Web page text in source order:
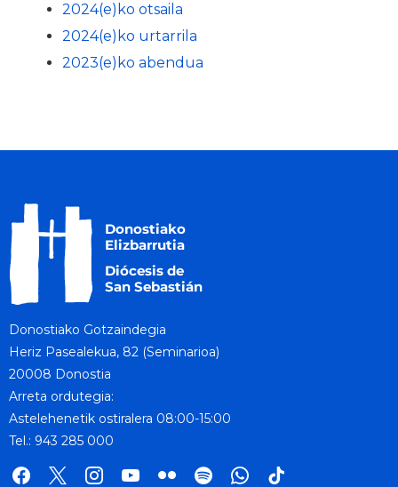
2024(e)ko otsaila
2024(e)ko urtarrila
2023(e)ko abendua
Donostiako Gotzaindegia
Heriz Pasealekua, 82 (Seminarioa)
20008 Donostia
Arreta ordutegia:
Astelehenetik ostiralera 08:00-15:00
Tel.: 943 285 000
facebook
x instagramyoutube
flickr spotifywhatsapp
tik